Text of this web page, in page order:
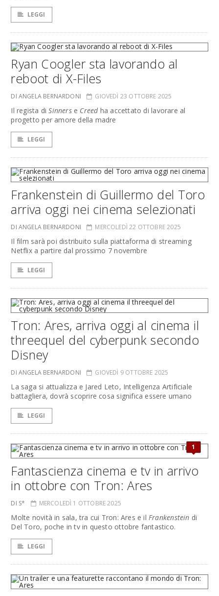
LEGGI
Ryan Coogler sta lavorando al
reboot di X-Files
DI ANGELA BERNARDONI GIOVEDÌ 23 OTTOBRE 2025
Il regista diSinners e Creed ha accettato di lavorare al
progetto per amore della madre
LEGGI
Frankenstein di Guillermo del Toro
arriva oggi nei cinema selezionati
DI ANGELA BERNARDONI MERCOLEDÌ 22 OTTOBRE 2025
Il film sarà poi distribuito sulla piattaforma di streaming
Netflix a partire dal prossimo 7 novembre
LEGGI
Tron: Ares, arriva oggi al cinema il
threequel del cyberpunk secondo
Disney
DI ANGELA BERNARDONI GIOVEDÌ 9 OTTOBRE 2025
La saga si attualizza e Jared Leto, Intelligenza Artificiale
battagliera, dovrà scoprire cosa significa essere umano
LEGGI
1
Fantascienza cinema e tv in arrivo
in ottobre con Tron: Ares
DI S* MERCOLEDÌ 1 OTTOBRE 2025
Molte novità in sala, tra cui Tron: Ares e ilFrankenstein di
Del Toro, poche in tv in questo ottobre fantastico.
LEGGI